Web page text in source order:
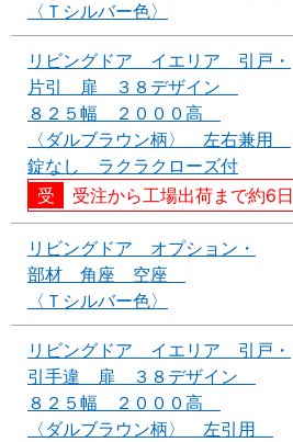
〈Ｔシルバー色〉
リビングドア イエリア 引戸・
片引 扉 ３８デザイン
８２５幅 ２０００高
〈ダルブラウン柄〉 左右兼用
錠なし ラクラクローズ付
受注から工場出荷まで約6日
リビングドア オプション・
部材 角座 空座
〈Ｔシルバー色〉
リビングドア イエリア 引戸・
引手違 扉 ３８デザイン
８２５幅 ２０００高
〈ダルブラウン柄〉 左引用